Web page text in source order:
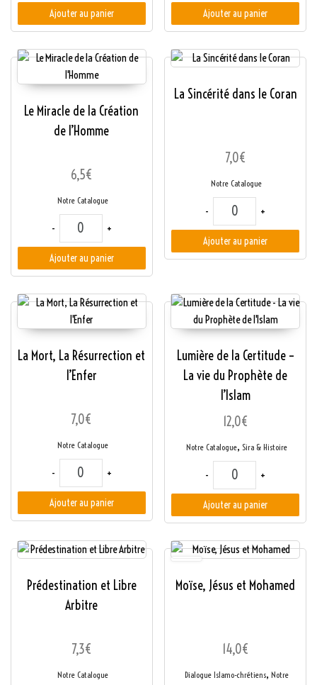
Ajouter au panier Ajouter au panier
Le Miracle de la Création
de l’Homme
6,5€
Notre Catalogue
- quantité de Le Miracle de la Création de l'Homme
+
Ajouter au panier
La Sincérité dans le Coran
7,0€
Notre Catalogue
- quantité de La
+
Ajouter au panier
La Mort, La Résurrection et
l’Enfer
7,0€
Notre Catalogue
- quantité de La Mort, La Résurrection et l'Enfer
+
Ajouter au panier
Lumière de la Certitude –
La vie du Prophète de
l’Islam
12,0€
Notre Catalogue, Sira & Histoire
- quantité de Lumière
+
Ajouter au panier
Prédestination et Libre
Arbitre
7,3€
Notre Catalogue
Moïse, Jésus et Mohamed
14,0€
Dialogue Islamo-chrétiens, Notre